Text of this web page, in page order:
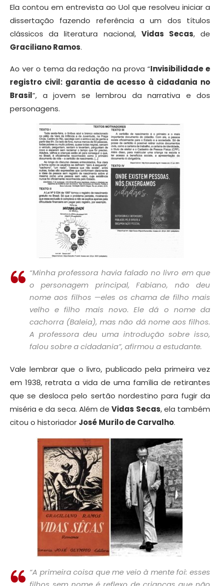
Ela contou em entrevista ao Uol que resolveu iniciar a
dissertação fazendo referência a um dos títulos
clássicos da literatura nacional, Vidas Secas, de
Graciliano Ramos.
Ao ver o tema da redação na prova “Invisibilidade e
registro civil: garantia de acesso à cidadania no
Brasil”, a jovem se lembrou da narrativa e dos
personagens.
“Minha professora havia falado no livro em que
o personagem principal, Fabiano, não deu
nome aos filhos —eles os chama de filho mais
velho e filho mais novo. Ele dá o nome da
cachorra (Baleia), mas não dá nome aos filhos.
A professora deu uma introdução sobre isso,
falou sobre a cidadania”, afirmou a estudante.
Vale lembrar que o livro, publicado pela primeira vez
em 1938, retrata a vida de uma família de retirantes
que se desloca pelo sertão nordestino para fugir da
miséria e da seca. Além deVidas Secas, ela também
citou o historiador José Murilo de Carvalho.
“A primeira coisa que me veio à mente foi: esses